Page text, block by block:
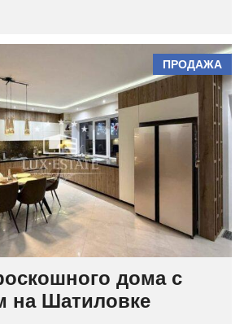
ПРОДАЖА
дома с
на Шатиловке